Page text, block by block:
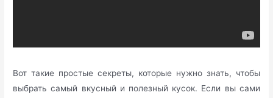
Вот такие простые секреты, которые нужно знать, чтобы
выбрать самый вкусный и полезный кусок. Если вы сами